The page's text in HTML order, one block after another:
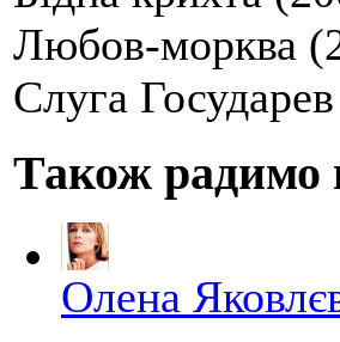
Любов-морква
Слуга
Також радимо
Олена